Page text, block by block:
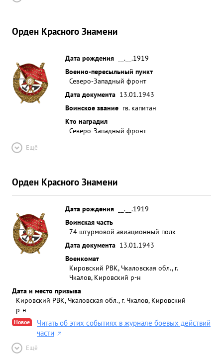
Орден Красного Знамени
Дата рождения
__.__.1919
Военно-пересыльный пункт
Северо-Западный фронт
Дата документа 13.01.1943
Воинское звание гв. капитан
Кто наградил
Северо-Западный фронт
Ещё
Орден Красного Знамени
Дата рождения
__.__.1919
Воинская часть
74 штурмовой авиационный полк
Дата документа 13.01.1943
Военкомат
Кировский РВК, Чкаловская обл., г.
Чкалов, Кировский р-н
Дата и место призыва
Кировский РВК, Чкаловская обл., г. Чкалов, Кировский
р-н
Новое
Читать об этих событиях в журнале боевых действий
части
Ещё